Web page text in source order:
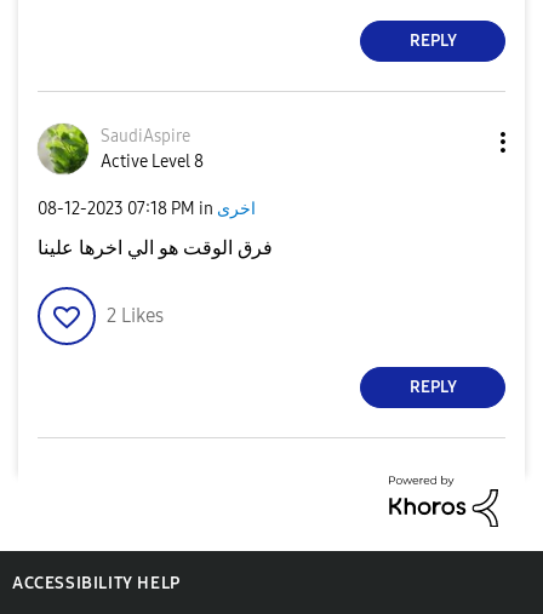
REPLY
SaudiAspire
Active Level 8
‎08-12-2023 07:18 PM in اخرى
فرق الوقت هو الي اخرها علينا
2 Likes
REPLY
ACCESSIBILITY HELP